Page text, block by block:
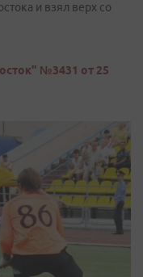
и взял верх со
№3431 от 25